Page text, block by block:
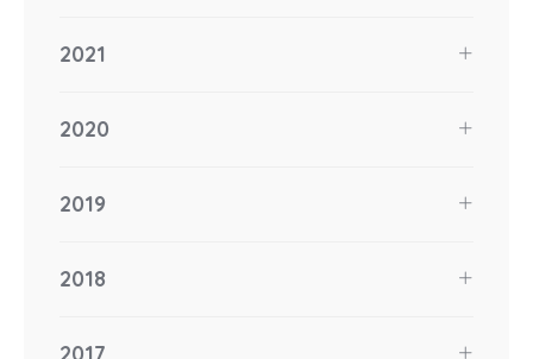
2021
2020
2019
2018
2017